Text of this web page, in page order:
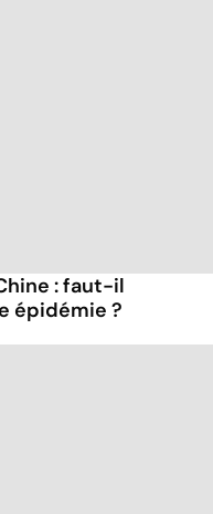
: faut-il
épidémie ?